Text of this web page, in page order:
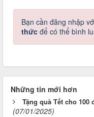
Bạn cần đăng nhập
thức để có thể bình
Những tin mới hơn
Tặng quà Tết cho
(07/01/2025)